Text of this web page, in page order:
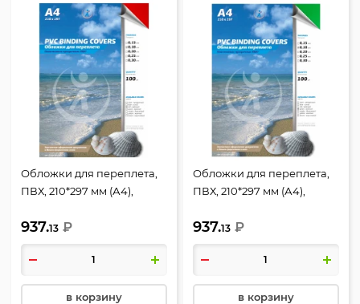
Обложки для переплета,
ПВХ, 210*297 мм (А4),
РеалИСТ
937.13 ₽
в корзину
Обложки для переплета,
ПВХ, 210*297 мм (А4),
РеалИСТ
937.13 ₽
в корзину